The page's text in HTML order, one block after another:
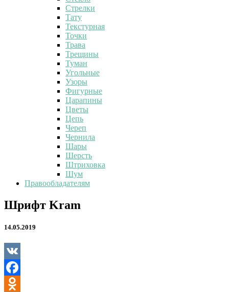
Стрелки
Тату
Текстурная
Точки
Трава
Трещины
Туман
Угольные
Узоры
Фигурные
Царапины
Цветы
Цепь
Череп
Чернила
Шары
Шерсть
Штриховка
Шум
Правообладателям
Шрифт
Kram
Шрифт Kram
14.05.2019
VK
Facebook